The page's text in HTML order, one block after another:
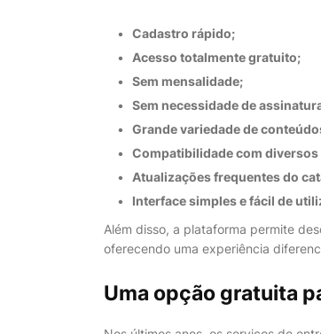
Cadastro rápido;
Acesso totalmente gratuito;
Sem mensalidade;
Sem necessidade de
Grande variedade de
Compatibilidade com
Atualizações frequentes do
Interface simples e fácil de
Além disso, a plataforma permite
oferecendo uma experiência
Uma opção gratuita